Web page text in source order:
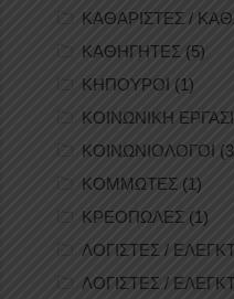
ΚΑΘΑΡΙΣΤΕΣ /
ΚΑΘΗΓΗΤΕΣ (5)
ΚΗΠΟΥΡΟΙ (1)
ΚΟΙΝΩΝΙΚΗ
ΚΟΙΝΩΝΙΟΛΟΓΟΙ
ΚΟΜΜΩΤΕΣ (1)
ΚΡΕΟΠΩΛΕΣ (1)
ΛΟΓΙΣΤΕΣ /
ΛΟΓΙΣΤΕΣ /